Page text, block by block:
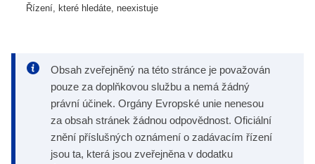
Řízení, které hledáte, neexistuje
Obsah zveřejněný na této stránce je považován
pouze za doplňkovou službu a nemá žádný
právní účinek. Orgány Evropské unie nenesou
za obsah stránek žádnou odpovědnost. Oficiální
znění příslušných oznámení o zadávacím řízení
jsou ta, která jsou zveřejněna v dodatku